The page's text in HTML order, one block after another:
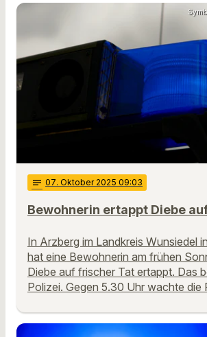
notes 07. Oktober 2025 09:03
Bewohnerin ertappt Diebe
In Arzberg im Landkreis Wunsiedel
hat eine Bewohnerin am frühen
Diebe auf frischer Tat ertappt. Das
Polizei. Gegen 5.30 Uhr wachte die